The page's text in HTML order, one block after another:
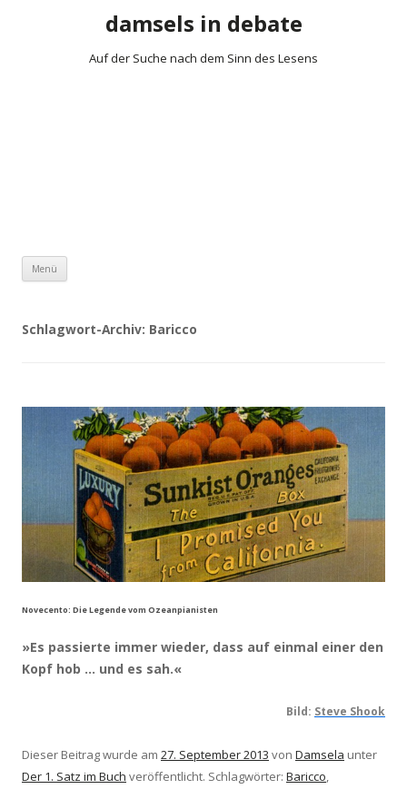
damsels in debate
Auf der Suche nach dem Sinn des Lesens
Menü
Schlagwort-Archiv: Baricco
Novecento: Die Legende vom Ozeanpianisten
»Es passierte immer wieder, dass auf einmal einer den
Kopf hob … und es sah.«
Bild: Steve Shook
Dieser Beitrag wurde am 27. September 2013 von Damsela unter
Der 1. Satz im Buch veröffentlicht. Schlagwörter: Baricco,